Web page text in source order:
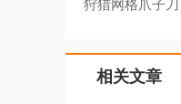
狩猎网格爪子
相关文章